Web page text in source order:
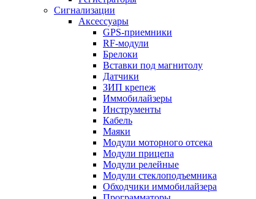
Сигнализации
Аксессуары
GPS-приемники
RF-модули
Брелоки
Вставки под магнитолу
Датчики
ЗИП крепеж
Иммобилайзеры
Инструменты
Кабель
Маяки
Модули моторного отсека
Модули прицепа
Модули релейные
Модули стеклоподъемника
Обходчики иммобилайзера